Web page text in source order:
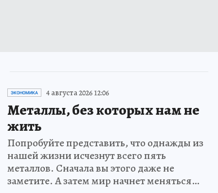
ЭКОНОМИКА 4 августа 2026 12:06
Металлы, без которых нам не
жить
Попробуйте представить, что однажды из
нашей жизни исчезнут всего пять
металлов. Сначала вы этого даже не
заметите. А затем мир начнет меняться…